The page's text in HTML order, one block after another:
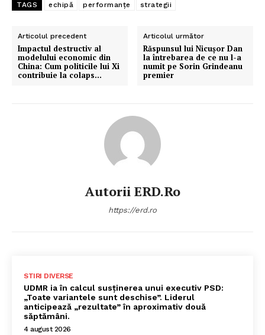
TAGS echipă performanțe strategii
Articolul precedent
Impactul destructiv al
modelului economic din
China: Cum politicile lui Xi
contribuie la colaps…
Articolul următor
Răspunsul lui Nicușor Dan
la întrebarea de ce nu l-a
numit pe Sorin Grindeanu
premier
Autorii ERD.ro
https://erd.ro
STIRI DIVERSE
UDMR ia în calcul susținerea unui executiv PSD:
„Toate variantele sunt deschise”. Liderul
anticipează „rezultate” în aproximativ două
săptămâni.
4 august 2026